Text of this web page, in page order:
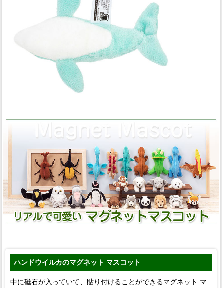
ハンドウイルカのマグネット マスコット
中に磁石が入っていて、貼り付けることができるマグネット マ